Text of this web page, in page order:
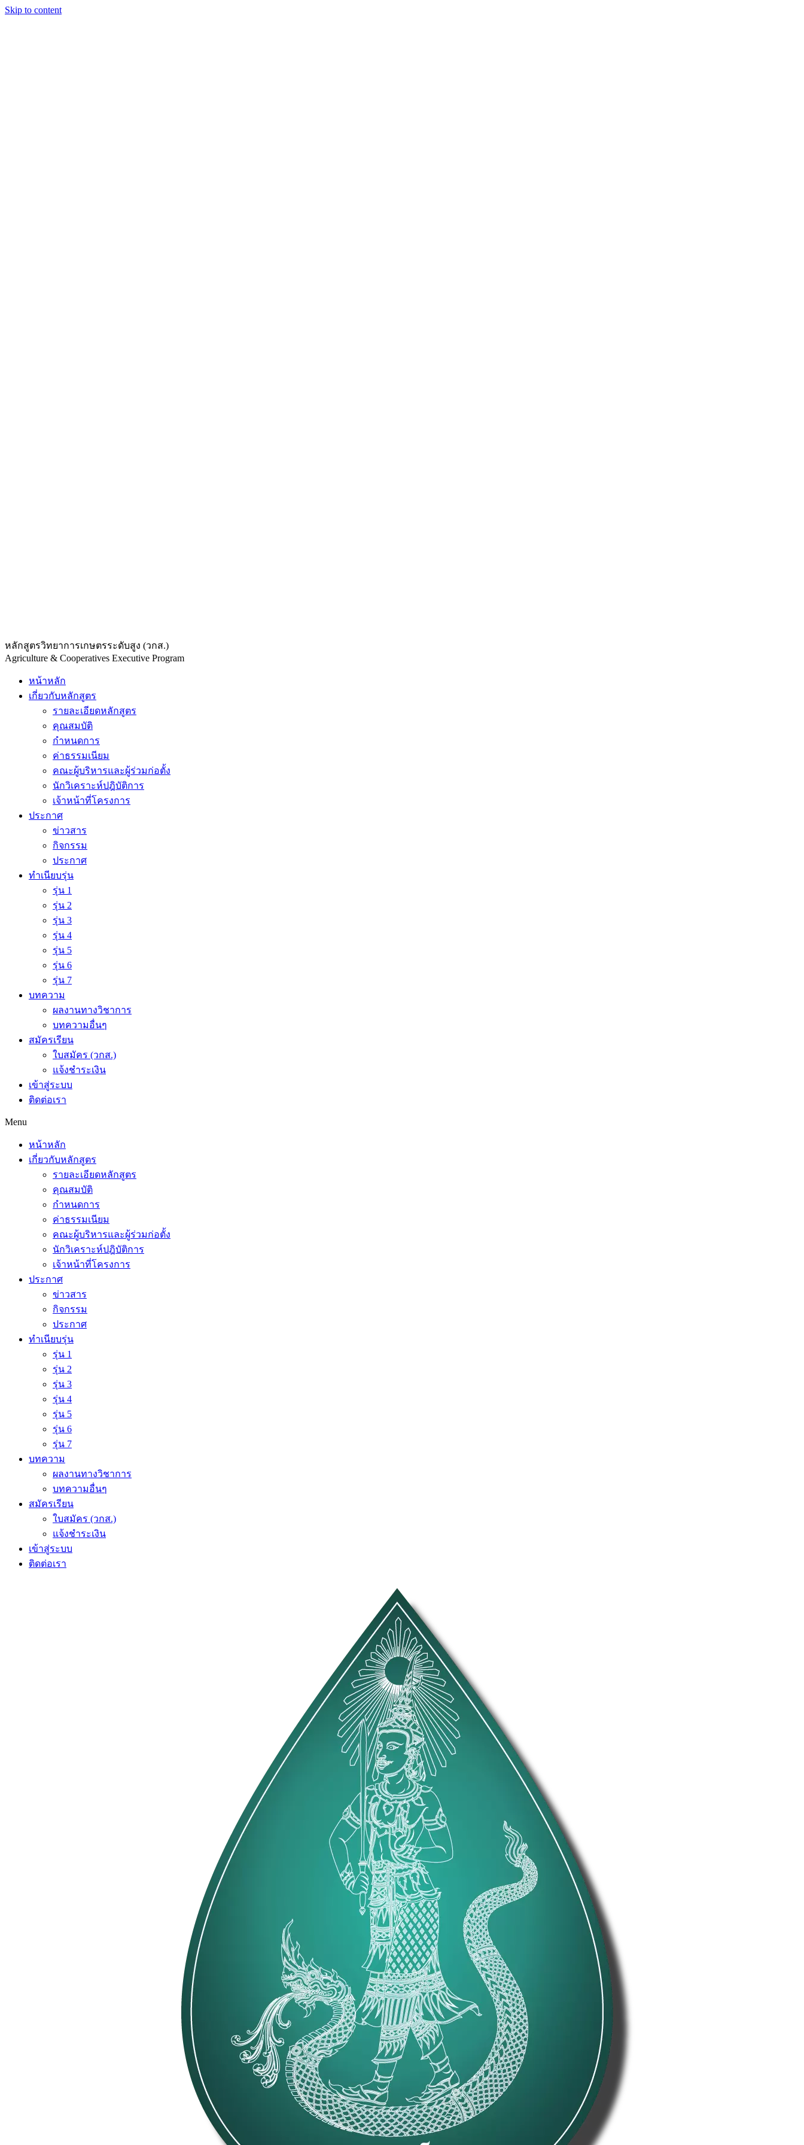
Skip to content
หลักสูตรวิทยาการเกษตรระดับสูง (วกส.)
Agriculture & Cooperatives Executive Program
หน้าหลัก
เกี่ยวกับหลักสูตร
รายละเอียดหลักสูตร
คุณสมบัติ
กำหนดการ
ค่าธรรมเนียม
คณะผู้บริหารและผู้ร่วมก่อตั้ง
นักวิเคราะห์ปฎิบัติการ
เจ้าหน้าที่โครงการ
ประกาศ
ข่าวสาร
กิจกรรม
ประกาศ
ทำเนียบรุ่น
รุ่น 1
รุ่น 2
รุ่น 3
รุ่น 4
รุ่น 5
รุ่น 6
รุ่น 7
บทความ
ผลงานทางวิชาการ
บทความอื่นๆ
สมัครเรียน
ใบสมัคร (วกส.)
แจ้งชำระเงิน
เข้าสู่ระบบ
ติดต่อเรา
Menu
หน้าหลัก
เกี่ยวกับหลักสูตร
รายละเอียดหลักสูตร
คุณสมบัติ
กำหนดการ
ค่าธรรมเนียม
คณะผู้บริหารและผู้ร่วมก่อตั้ง
นักวิเคราะห์ปฎิบัติการ
เจ้าหน้าที่โครงการ
ประกาศ
ข่าวสาร
กิจกรรม
ประกาศ
ทำเนียบรุ่น
รุ่น 1
รุ่น 2
รุ่น 3
รุ่น 4
รุ่น 5
รุ่น 6
รุ่น 7
บทความ
ผลงานทางวิชาการ
บทความอื่นๆ
สมัครเรียน
ใบสมัคร (วกส.)
แจ้งชำระเงิน
เข้าสู่ระบบ
ติดต่อเรา